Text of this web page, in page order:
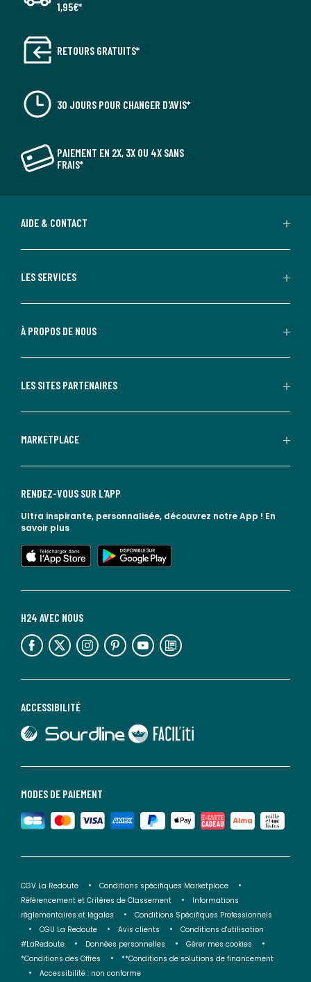
1,95€*
RETOURS GRATUITS*
30 JOURS POUR CHANGER D'AVIS*
PAIEMENT EN 2X, 3X OU 4X SANS
FRAIS*
AIDE & CONTACT
LES SERVICES
À PROPOS DE NOUS
LES SITES PARTENAIRES
MARKETPLACE
MODES DE PAIEMENT
ACCESSIBILITÉ
lien vers Faciliti
H24 AVEC NOUS
lien vers l'espace réseaux sociaux lien vers l'espace réseaux sociaux lien vers l'espace réseaux sociaux lien vers l'espace réseaux sociaux lien vers l'espace réseaux sociaux lien vers le blog la redoute
RENDEZ-VOUS SUR L'APP
Ultra inspirante, personnalisée, découvrez notre App ! En
savoir plus
lien vers l'app store
lien vers google play
CGV La Redoute
Conditions spécifiques Marketplace
Référencement et Critères de Classement
Informations
réglementaires et légales
Conditions Spécifiques Professionnels
CGU La Redoute
Avis clients
Conditions d'utilisation
#LaRedoute
Données personnelles
Gérer mes cookies
*Conditions des Offres
**Conditions de solutions de financement
Accessibilité : non conforme